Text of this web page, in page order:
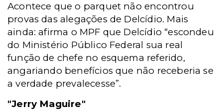
Acontece que o parquet não encontrou
provas das alegações de Delcídio. Mais
ainda: afirma o MPF que Delcídio “escondeu
do Ministério Público Federal sua real
função de chefe no esquema referido,
angariando benefícios que não receberia se
a verdade prevalecesse”.
"Jerry Maguire"